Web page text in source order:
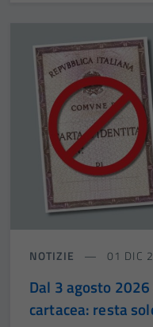
NOTIZIE 01 DIC
Dal 3 agosto
cartacea: resta